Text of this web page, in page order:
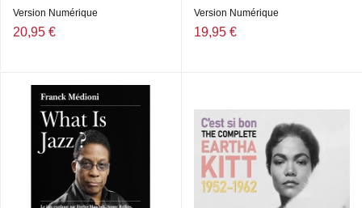
Version Numérique
20,95 €
Version Numérique
19,95 €